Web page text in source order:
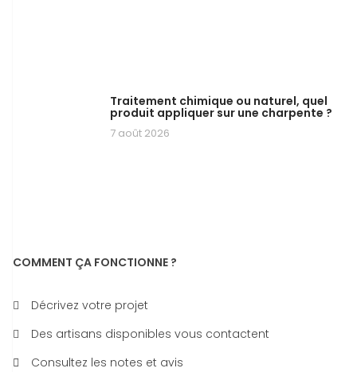
Traitement chimique ou naturel, quel
produit appliquer sur une charpente ?
7 août 2026
COMMENT ÇA FONCTIONNE ?
Décrivez votre projet
Des artisans disponibles vous contactent
Consultez les notes et avis